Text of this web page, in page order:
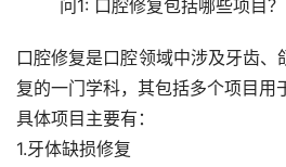
	问1: 口腔修复包括哪些项目？
口腔修复是口腔领域中涉及牙齿
复的一门学科，其包括多个项目用
具体项目主要有：
1.牙体缺损修复